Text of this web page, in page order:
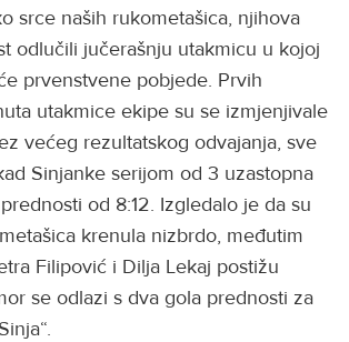
srce naših rukometašica, njihova
odlučili jučerašnju utakmicu u kojoj
prvenstvene pobjede. Prvih
utakmice ekipe su se izmjenjivale
većeg rezultatskog odvajanja, sve
Sinjanke serijom od 3 uzastopna
od 8:12. Izgledalo je da su
krenula nizbrdo, međutim
Filipović i Dilja Lekaj postižu
se odlazi s dva gola prednosti za